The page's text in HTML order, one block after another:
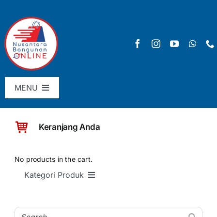
content
MENU
Menu Utama
Pricelist
SHOP
Checkout
Keranjang Anda
No products in the cart.
Kategori Produk